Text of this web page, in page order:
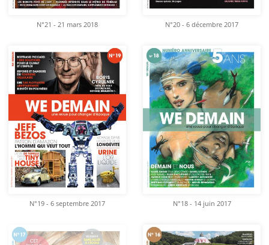
N°21 - 21 mars 2018 N°20 - 6 décembre 2017
N°19 - 6 septembre 2017 N°18 - 14 juin 2017